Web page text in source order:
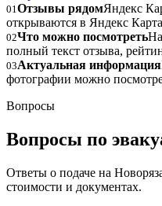
01Отзывы рядомЯндекс
открываются в Яндекс
02Что можно посмотреть
полный текст отзыва,
03Актуальная информация
фотографии можно
Вопросы
Вопросы по
Ответы о подаче на
стоимости и документах.